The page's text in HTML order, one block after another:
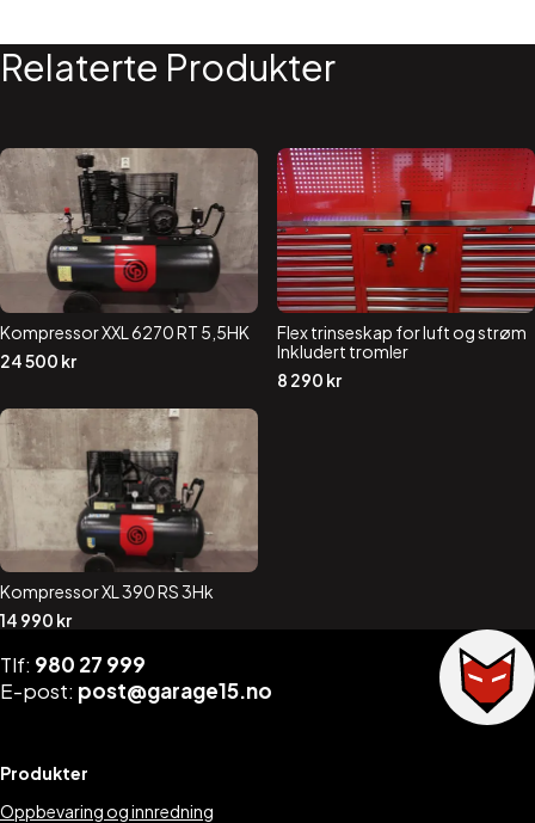
Relaterte Produkter
Kompressor XXL 6270 RT 5,5HK
24 500 kr
Flex trinseskap for luft og strøm
Inkludert tromler
8 290 kr
Kompressor XL 390 RS 3Hk
14 990 kr
Tlf: 980 27 999
E-post: post@garage15.no
Produkter
Oppbevaring og innredning